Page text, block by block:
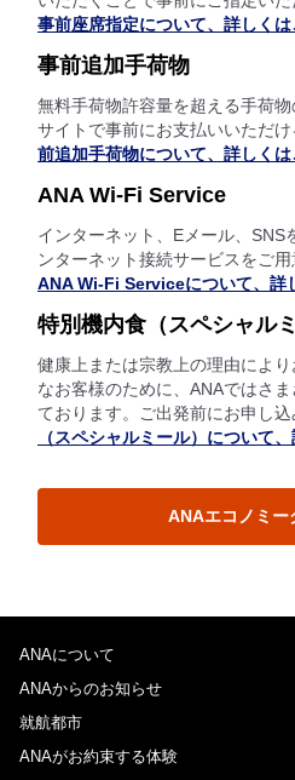
事前座席指定について、詳しくは
事前追加手荷物
無料手荷物許容量を超える手荷
サイトで事前にお支払いいただけ
前追加手荷物について、詳しくは
ANA Wi-Fi Service
インターネット、Eメール、SNS
ンターネット接続サービスをご用
ANA Wi-Fi Serviceについて、詳
特別機内食（スペシャルミ
健康上または宗教上の理由によ
なお客様のために、ANAではさ
ております。ご出発前にお申し込
（スペシャルミール）について
ANAエコノミー
ANAについて
ANAからのお知らせ
就航都市
ANAがお約束する体験